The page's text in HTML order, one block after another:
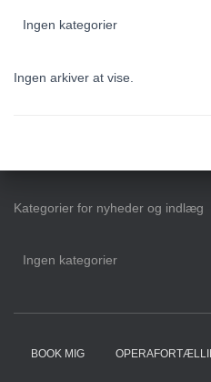
Ingen kategorier
Ingen arkiver at vise.
Kategorier for nyheder og indlæg
Ingen kategorier
BOOK MIG